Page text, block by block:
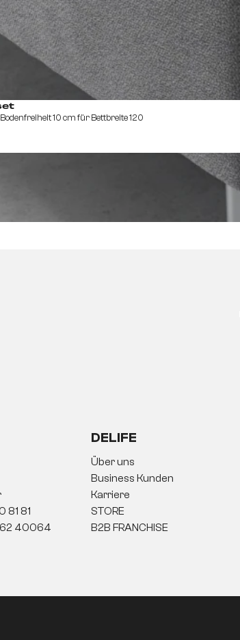
10 cm für Bettbreite 120
81 81
40064
DELIFE
Über uns
Business Kunden
Karriere
STORE
B2B FRANCHISE